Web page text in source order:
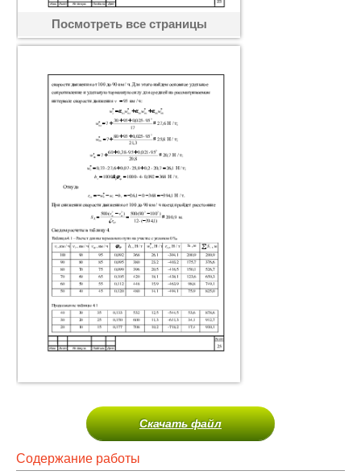
Посмотреть все страницы
Скачать файл
Содержание работы